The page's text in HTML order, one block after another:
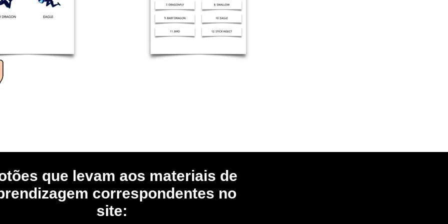
que levam aos materiais de
correspondentes no
site: